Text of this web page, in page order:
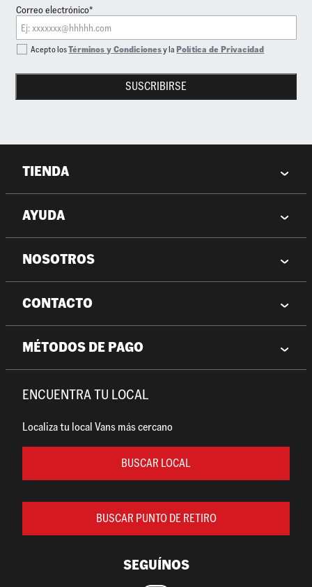
Correo electrónico*
SUSCRIBIRSE
Acepto losTérminos y Condicionesy laPolítica de Privacidad
TIENDA
AYUDA
NOSOTROS
CONTACTO
MÉTODOS DE PAGO
ENCUENTRA TU LOCAL
Localiza tu local Vans más cercano
BUSCAR LOCAL
BUSCAR PUNTO DE RETIRO
SEGUÍNOS